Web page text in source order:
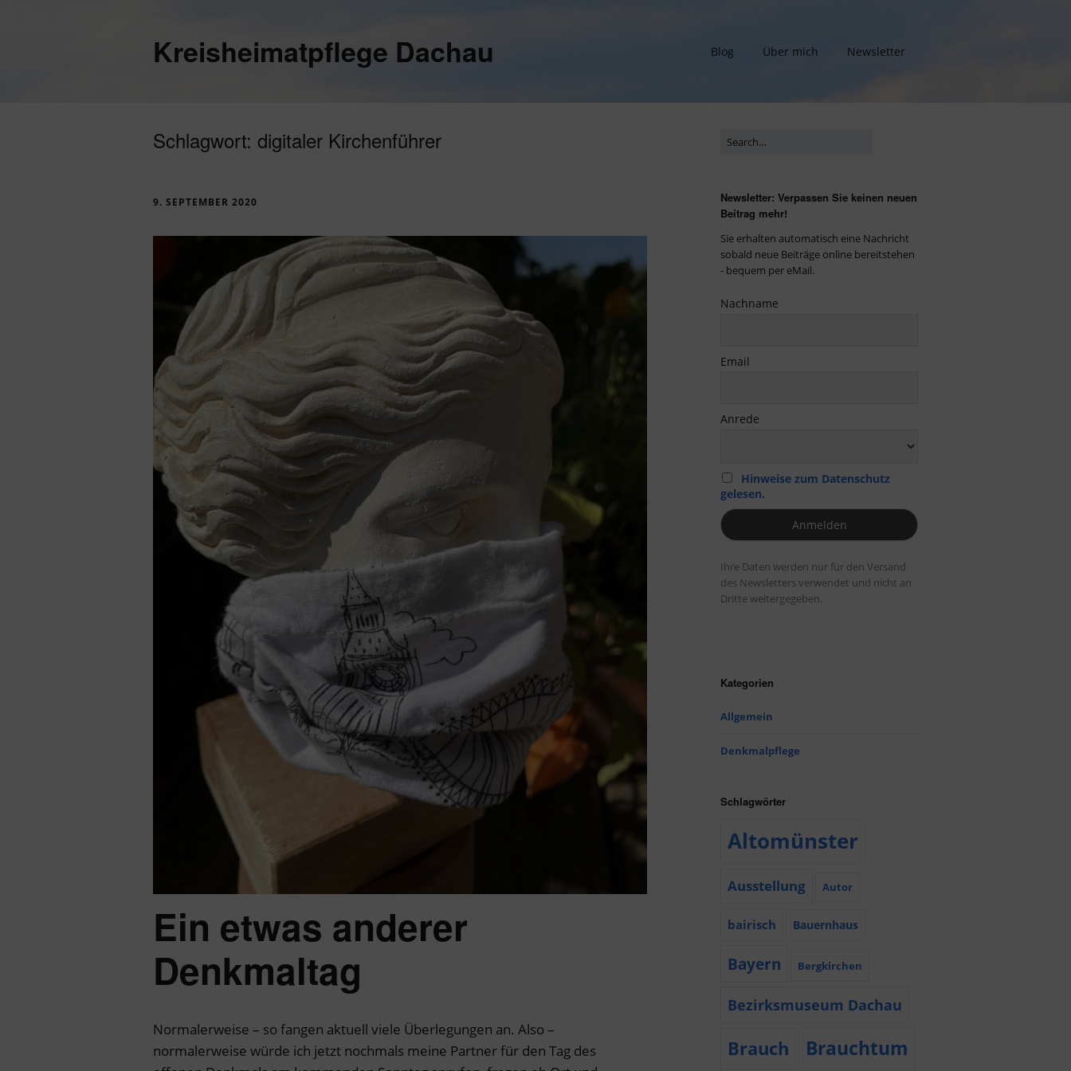
Kreisheimatpflege Dachau Blog Über mich Newsletter
Schlagwort: digitaler Kirchenführer
9. SEPTEMBER 2020
Ein etwas anderer
Denkmaltag
Normalerweise – so fangen aktuell viele Überlegungen an. Also –
normalerweise würde ich jetzt nochmals meine Partner für den Tag des
Newsletter: Verpassen Sie keinen neuen
Beitrag mehr!
Sie erhalten automatisch eine Nachricht
sobald neue Beiträge online bereitstehen
- bequem per eMail.
Nachname
Email
Anrede
Hinweise zum Datenschutz
gelesen.
Ihre Daten werden nur für den Versand
des Newsletters verwendet und nicht an
Dritte weitergegeben.
Kategorien
Allgemein
Denkmalpflege
Schlagwörter
Altomünster
Ausstellung Autor
bairisch Bauernhaus
Bayern Bergkirchen
Bezirksmuseum Dachau
Brauch Brauchtum